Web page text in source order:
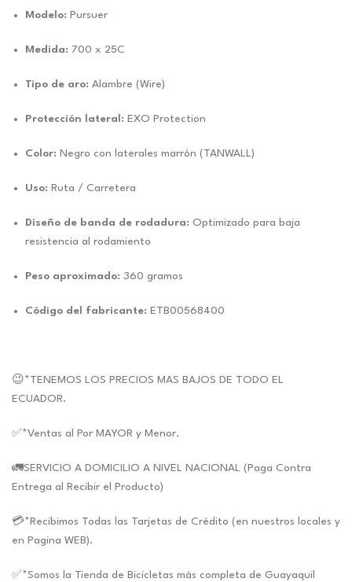
Modelo: Pursuer
Medida: 700 x 25C
Tipo de aro: Alambre (Wire)
Protección lateral: EXO Protection
Color: Negro con laterales marrón (TANWALL)
Uso: Ruta / Carretera
Diseño de banda de rodadura: Optimizado para baja
resistencia al rodamiento
Peso aproximado: 360 gramos
Código del fabricante: ETB00568400
😉*TENEMOS LOS PRECIOS MAS BAJOS DE TODO EL
ECUADOR.
✅*Ventas al Por MAYOR y Menor.
🚛SERVICIO A DOMICILIO A NIVEL NACIONAL (Paga Contra
Entrega al Recibir el Producto)
💳*Recibimos Todas las Tarjetas de Crédito (en nuestros locales y
en Pagina WEB).
✅*Somos la Tienda de Bicicletas más completa de Guayaquil